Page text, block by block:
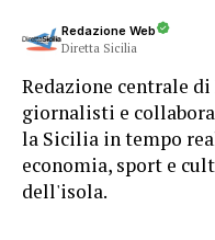
Redazione Web
Diretta Sicilia
Redazione centrale
giornalisti e
la Sicilia in tempo
economia, sport e
dell'isola.